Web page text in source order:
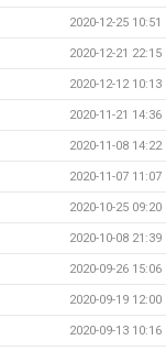
2020-12-25 10:51
2020-12-21 22:15
2020-12-12 10:13
2020-11-21 14:36
2020-11-08 14:22
2020-11-07 11:07
2020-10-25 09:20
2020-10-08 21:39
2020-09-26 15:06
2020-09-19 12:00
2020-09-13 10:16